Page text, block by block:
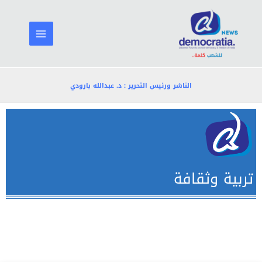
المحتوى
الناشر ورئيس التحرير : د. عبدالله بارودي
تربية وثقافة